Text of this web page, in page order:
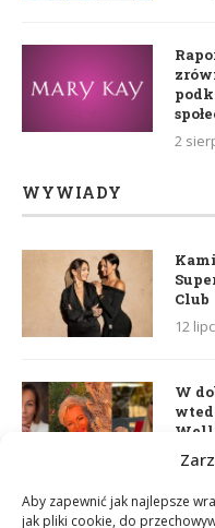
Aby zapewnić jak najlepsze
jak pliki cookie, do
2
WYWIADY
Club
12
W
lidera